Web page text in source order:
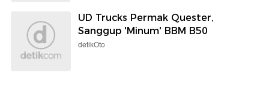
UD Trucks Permak Quester,
Sanggup 'Minum' BBM B50
detikOto